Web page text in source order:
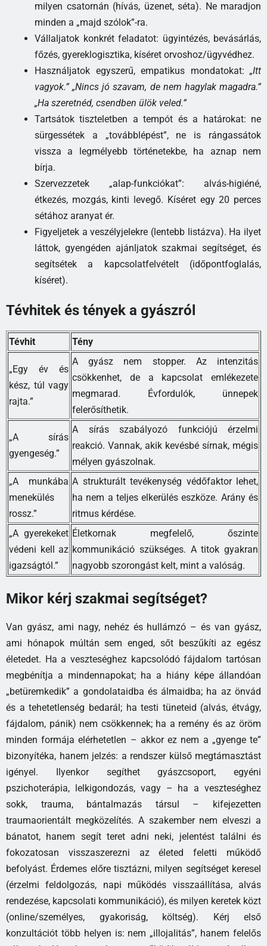
milyen csatornán (hívás, üzenet, séta). Ne maradjon
minden a „majd szólok”-ra.
Vállaljatok konkrét feladatot: ügyintézés, bevásárlás,
főzés, gyereklogisztika, kíséret orvoshoz/ügyvédhez.
Használjatok egyszerű, empatikus mondatokat: „Itt
vagyok.” „Nincs jó szavam, de nem hagylak magadra.”
„Ha szeretnéd, csendben ülök veled.”
Tartsátok tiszteletben a tempót és a határokat: ne
sürgessétek a „továbblépést”, ne is rángassátok
vissza a legmélyebb történetekbe, ha aznap nem
bírja.
Szervezzetek „alap-funkciókat”: alvás-higiéné,
étkezés, mozgás, kinti levegő. Kíséret egy 20 perces
sétához aranyat ér.
Figyeljetek a veszélyjelekre (lentebb listázva). Ha ilyet
láttok, gyengéden ajánljatok szakmai segítséget, és
segítsétek a kapcsolatfelvételt (időpontfoglalás,
kíséret).
Tévhitek és tények a gyászról
Tévhit Tény
„Egy év és
kész, túl vagy
rajta.”
A gyász nem stopper. Az intenzitás
csökkenhet, de a kapcsolat emlékezete
megmarad. Évfordulók, ünnepek
felerősíthetik.
„A sírás
gyengeség.”
A sírás szabályozó funkciójú érzelmi
reakció. Vannak, akik kevésbé sírnak, mégis
mélyen gyászolnak.
„A munkába
menekülés
rossz.”
A strukturált tevékenység védőfaktor lehet,
ha nem a teljes elkerülés eszköze. Arány és
ritmus kérdése.
„A gyerekeket
védeni kell az
igazságtól.”
Életkornak megfelelő, őszinte
kommunikáció szükséges. A titok gyakran
nagyobb szorongást kelt, mint a valóság.
Mikor kérj szakmai segítséget?
Van gyász, ami nagy, nehéz és hullámzó – és van gyász,
ami hónapok múltán sem enged, sőt beszűkíti az egész
életedet. Ha a veszteséghez kapcsolódó fájdalom tartósan
megbénítja a mindennapokat; ha a hiány képe állandóan
„betüremkedik” a gondolataidba és álmaidba; ha az önvád
és a tehetetlenség bedarál; ha testi tüneteid (alvás, étvágy,
fájdalom, pánik) nem csökkennek; ha a remény és az öröm
minden formája elérhetetlen – akkor ez nem a „gyenge te”
bizonyítéka, hanem jelzés: a rendszer külső megtámasztást
igényel. Ilyenkor segíthet gyászcsoport, egyéni
pszichoterápia, lelkigondozás, vagy – ha a veszteséghez
sokk, trauma, bántalmazás társul – kifejezetten
traumaorientált megközelítés. A szakember nem elveszi a
bánatot, hanem segít teret adni neki, jelentést találni és
fokozatosan visszaszerezni az életed feletti működő
befolyást. Érdemes előre tisztázni, milyen segítséget keresel
(érzelmi feldolgozás, napi működés visszaállítása, alvás
rendezése, kapcsolati kommunikáció), és milyen keretek közt
(online/személyes, gyakoriság, költség). Kérj első
konzultációt több helyen is: nem „illojalitás”, hanem felelős